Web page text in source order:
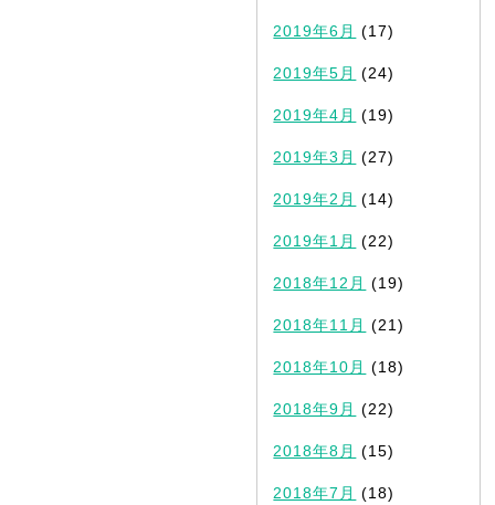
2019年6月 (17)
2019年5月 (24)
2019年4月 (19)
2019年3月 (27)
2019年2月 (14)
2019年1月 (22)
2018年12月 (19)
2018年11月 (21)
2018年10月 (18)
2018年9月 (22)
2018年8月 (15)
2018年7月 (18)